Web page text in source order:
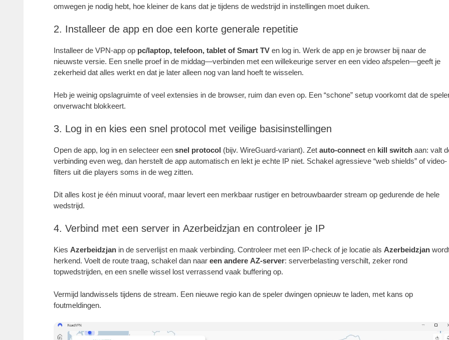
omwegen je nodig hebt, hoe kleiner de kans dat je tijdens de wedstrijd in instellingen moet duiken.
2. Installeer de app en doe een korte generale repetitie
Installeer de VPN-app op pc/laptop, telefoon, tablet of Smart TV en log in. Werk de app en je browser bij naar de
nieuwste versie. Een snelle proef in de middag—verbinden met een willekeurige server en een video afspelen—geeft je
zekerheid dat alles werkt en dat je later alleen nog van land hoeft te wisselen.
Heb je weinig opslagruimte of veel extensies in de browser, ruim dan even op. Een “schone” setup voorkomt dat de
onverwacht blokkeert.
3. Log in en kies een snel protocol met veilige basisinstellingen
Open de app, log in en selecteer een snel protocol (bijv. WireGuard-variant). Zet auto-connect en kill switch aan: valt
verbinding even weg, dan herstelt de app automatisch en lekt je echte IP niet. Schakel agressieve “web shields” of video-
filters uit die players soms in de weg zitten.
Dit alles kost je één minuut vooraf, maar levert een merkbaar rustiger en betrouwbaarder stream op gedurende de hele
wedstrijd.
4. Verbind met een server in Azerbeidzjan en controleer je IP
Kies Azerbeidzjan in de serverlijst en maak verbinding. Controleer met een IP-check of je locatie als Azerbeidzjan
herkend. Voelt de route traag, schakel dan naar een andere AZ-server: serverbelasting verschilt, zeker rond
topwedstrijden, en een snelle wissel lost verrassend vaak buffering op.
Vermijd landwissels tijdens de stream. Een nieuwe regio kan de speler dwingen opnieuw te laden, met kans op
foutmeldingen.